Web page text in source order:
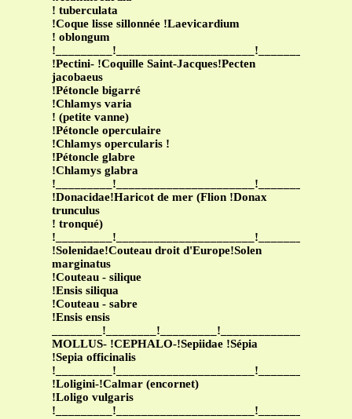
! tuberculata
!Coque lisse sillonnée !Laevicardium
! oblongum
!Pectini- !Coquille Saint-Jacques!Pecten
jacobaeus
!Pétoncle bigarré
!Chlamys varia
! (petite vanne)
!Pétoncle operculaire
!Chlamys opercularis !
!Pétoncle glabre
!Chlamys glabra
!Donacidae!Haricot de mer (Flion !Donax
trunculus
! tronqué)
!Solenidae!Couteau droit d'Europe!Solen
marginatus
!Couteau - silique
!Ensis siliqua
!Couteau - sabre
!Ensis ensis
MOLLUS- !CEPHALO-!Sepiidae !Sépia
!Sepia officinalis
!Loligini-!Calmar (encornet)
!Loligo vulgaris